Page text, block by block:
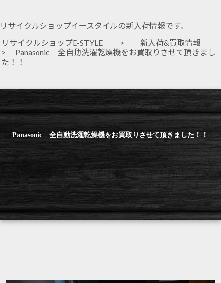
リサイクルショップイースタイルの新入荷情報です。
リサイクルショップE-STYLE
> 新入荷&買取情報
> Panasonic 全自動洗濯乾燥機をお買取りさせて頂きまし
た！！
Panasonic 全自動洗濯乾燥機をお買取りさせて頂きました！！